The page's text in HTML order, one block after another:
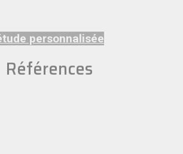
personnalisée
Références